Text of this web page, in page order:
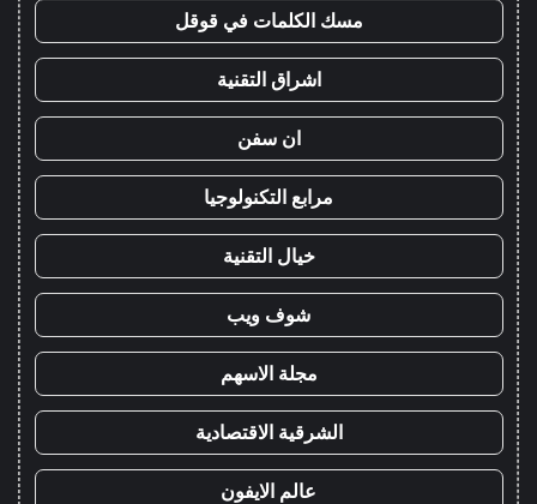
مسك الكلمات في قوقل
اشراق التقنية
ان سفن
مرابع التكنولوجيا
خيال التقنية
شوف ويب
مجلة الاسهم
الشرقية الاقتصادية
عالم الايفون